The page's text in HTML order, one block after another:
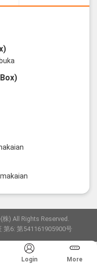
) All Rights Reserved.
6: 第541161905900号
Login More